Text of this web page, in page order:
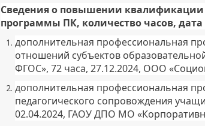
Сведения о повышении квалификации
программы ПК, количество часов,
дополнительная профессиональная
отношений субъектов
ФГОС», 72 часа, 27.12.2024, ООО
дополнительная профессиональная
педагогического сопровождения
02.04.2024, ГАОУ ДПО МО